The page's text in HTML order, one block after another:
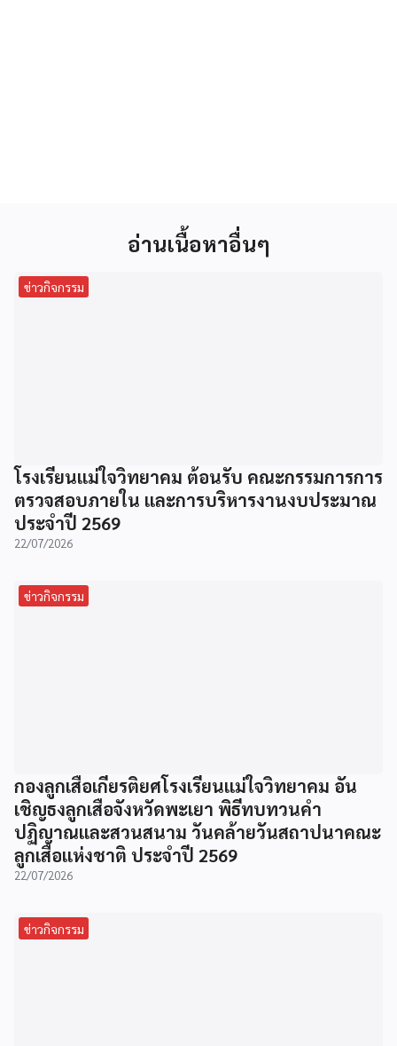
อ่านเนื้อหาอื่นๆ
ข่าวกิจกรรม
โรงเรียนแม่ใจวิทยาคม ต้อนรับ คณะกรรมการการ
ตรวจสอบภายใน และการบริหารงานงบประมาณ
ประจำปี 2569
22/07/2026
ข่าวกิจกรรม
กองลูกเสือเกียรติยศโรงเรียนแม่ใจวิทยาคม อัน
เชิญธงลูกเสือจังหวัดพะเยา พิธีทบทวนคำ
ปฏิญาณและสวนสนาม วันคล้ายวันสถาปนาคณะ
ลูกเสือแห่งชาติ ประจำปี 2569
22/07/2026
ข่าวกิจกรรม